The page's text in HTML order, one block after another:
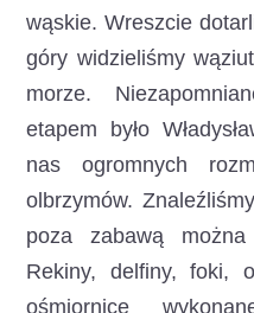
wąskie. Wreszcie
góry widzieliśmy
morze.
etapem było
nas ogromnych
olbrzymów.
poza zabawą
Rekiny, delfiny, foki,
ośmiornice